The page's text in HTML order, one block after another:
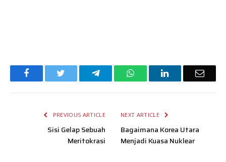
Facebook TelegramWhatsAppLinkedIn Email
PREVIOUS ARTICLE
Sisi Gelap Sebuah
Meritokrasi
NEXT ARTICLE
Bagaimana Korea Utara
Menjadi Kuasa Nuklear